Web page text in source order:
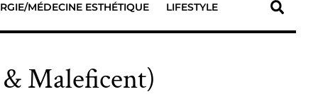
MÉDECINE ESTHÉTIQUE LIFESTYLE
Maleficent)